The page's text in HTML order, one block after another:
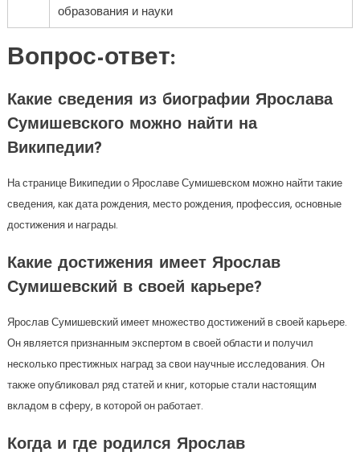
образования и науки
Вопрос-ответ:
Какие сведения из биографии Ярослава
Сумишевского можно найти на
Википедии?
На странице Википедии о Ярославе Сумишевском можно найти такие
сведения, как дата рождения, место рождения, профессия, основные
достижения и награды.
Какие достижения имеет Ярослав
Сумишевский в своей карьере?
Ярослав Сумишевский имеет множество достижений в своей карьере.
Он является признанным экспертом в своей области и получил
несколько престижных наград за свои научные исследования. Он
также опубликовал ряд статей и книг, которые стали настоящим
вкладом в сферу, в которой он работает.
Когда и где родился Ярослав